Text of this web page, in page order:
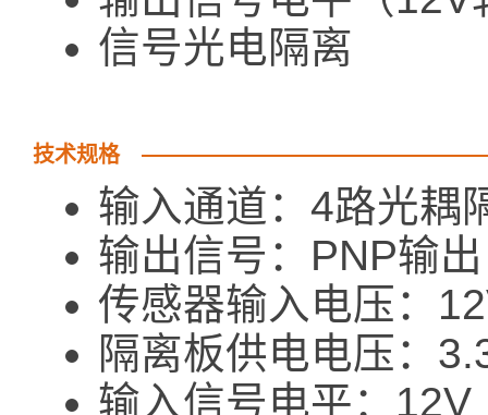
信号光电隔离
技术规格
输入通道：4路光耦
输出信号：PNP输
传感器输入电压：
隔离板供电电压：
输入信号电平：12V